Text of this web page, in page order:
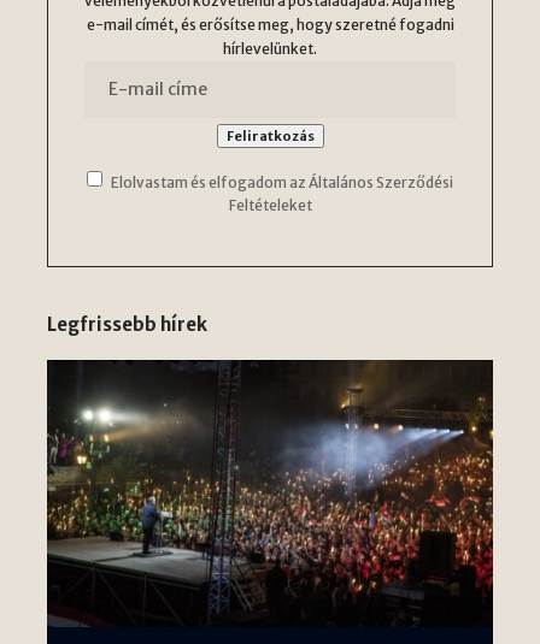
e-mail címét, és erősítse meg, hogy szeretné fogadni
hírlevelünket.
Elolvastam és elfogadom az Általános Szerződési
Feltételeket
Legfrissebb hírek